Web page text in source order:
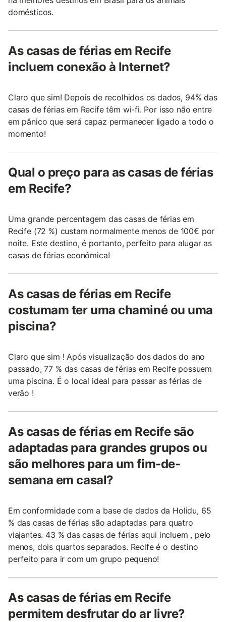
domésticos.
As casas de férias em Recife
incluem conexão à Internet?
Claro que sim! Depois de recolhidos os dados, 94% das
casas de férias em Recife têm wi-fi. Por isso não entre
em pânico que será capaz permanecer ligado a todo o
momento!
Qual o preço para as casas de férias
em Recife?
Uma grande percentagem das casas de férias em
Recife (72 %) custam normalmente menos de 100€ por
noite. Este destino, é portanto, perfeito para alugar as
casas de férias económica!
As casas de férias em Recife
costumam ter uma chaminé ou uma
piscina?
Claro que sim ! Após visualização dos dados do ano
passado, 77 % das casas de férias em Recife possuem
uma piscina. É o local ideal para passar as férias de
verão !
As casas de férias em Recife são
adaptadas para grandes grupos ou
são melhores para um fim-de-
semana em casal?
Em conformidade com a base de dados da Holidu, 65
% das casas de férias são adaptadas para quatro
viajantes. 43 % das casas de férias aqui incluem , pelo
menos, dois quartos separados. Recife é o destino
perfeito para ir com um grupo pequeno!
As casas de férias em Recife
permitem desfrutar do ar livre?